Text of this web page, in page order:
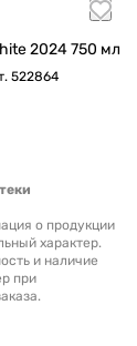
Вино Terras Gauda white 2024 750 мл
522864
о продукции
характер.
и наличие
при